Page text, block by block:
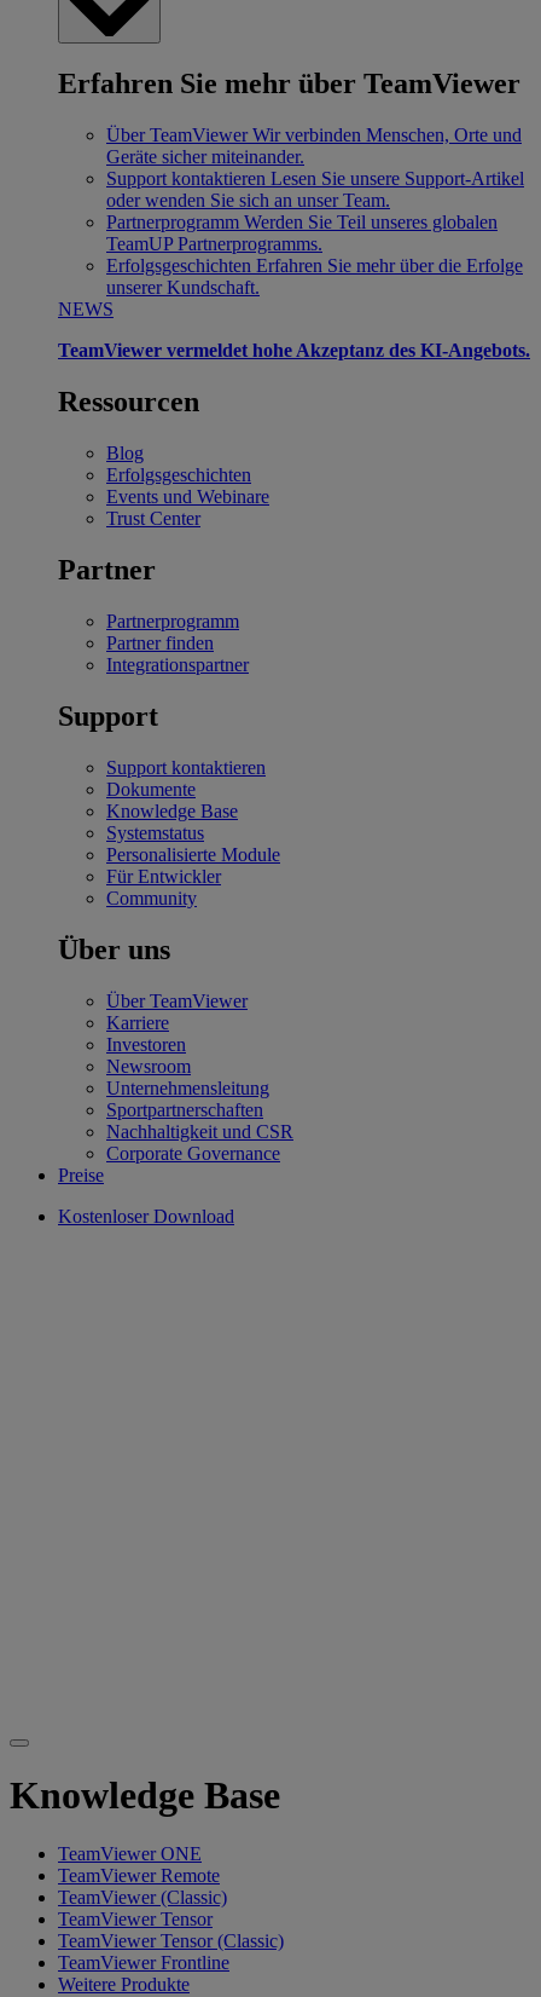
Erfahren Sie mehr über TeamViewer
Über TeamViewer Wir verbinden Menschen, Orte und
Geräte sicher miteinander.
Support kontaktieren Lesen Sie unsere Support-Artikel
oder wenden Sie sich an unser Team.
Partnerprogramm Werden Sie Teil unseres globalen
TeamUP Partnerprogramms.
Erfolgsgeschichten Erfahren Sie mehr über die Erfolge
unserer Kundschaft.
NEWS
TeamViewer vermeldet hohe Akzeptanz des KI-Angebots.
Ressourcen
Blog
Erfolgsgeschichten
Events und Webinare
Trust Center
Partner
Partnerprogramm
Partner finden
Integrationspartner
Support
Support kontaktieren
Dokumente
Knowledge Base
Systemstatus
Personalisierte Module
Für Entwickler
Community
Über uns
Über TeamViewer
Karriere
Investoren
Newsroom
Unternehmensleitung
Sportpartnerschaften
Nachhaltigkeit und CSR
Corporate Governance
Preise
Kostenloser Download
Knowledge Base
TeamViewer ONE
TeamViewer Remote
TeamViewer (Classic)
TeamViewer Tensor
TeamViewer Tensor (Classic)
TeamViewer Frontline
Weitere Produkte